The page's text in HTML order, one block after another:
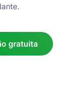
gratuita